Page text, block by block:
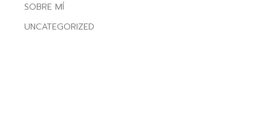
SOBRE MÍ
UNCATEGORIZED